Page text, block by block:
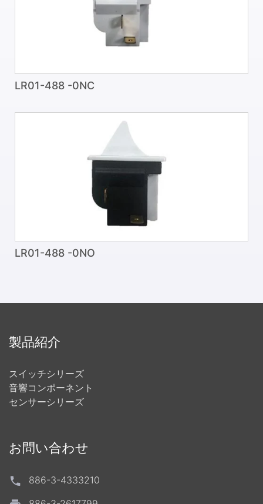
LR01-488 -0NC
LR01-488 -0NO
製品紹介
スイッチシリーズ
音響コンポーネント
センサーシリーズ
お問い合わせ
886-3-4333210